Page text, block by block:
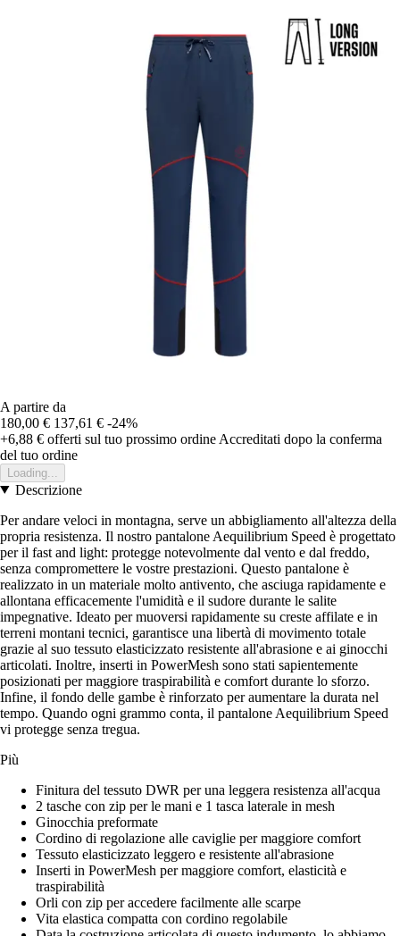
A partire da
180,00 € 137,61 € -24%
+6,88 € offerti sul tuo prossimo ordine Accreditati dopo la conferma
del tuo ordine
Loading...
Descrizione
Per andare veloci in montagna, serve un abbigliamento all'altezza della
propria resistenza. Il nostro pantalone Aequilibrium Speed è progettato
per il fast and light: protegge notevolmente dal vento e dal freddo,
senza compromettere le vostre prestazioni. Questo pantalone è
realizzato in un materiale molto antivento, che asciuga rapidamente e
allontana efficacemente l'umidità e il sudore durante le salite
impegnative. Ideato per muoversi rapidamente su creste affilate e in
terreni montani tecnici, garantisce una libertà di movimento totale
grazie al suo tessuto elasticizzato resistente all'abrasione e ai ginocchi
articolati. Inoltre, inserti in PowerMesh sono stati sapientemente
posizionati per maggiore traspirabilità e comfort durante lo sforzo.
Infine, il fondo delle gambe è rinforzato per aumentare la durata nel
tempo. Quando ogni grammo conta, il pantalone Aequilibrium Speed
vi protegge senza tregua.
Più
Finitura del tessuto DWR per una leggera resistenza all'acqua
2 tasche con zip per le mani e 1 tasca laterale in mesh
Ginocchia preformate
Cordino di regolazione alle caviglie per maggiore comfort
Tessuto elasticizzato leggero e resistente all'abrasione
Inserti in PowerMesh per maggiore comfort, elasticità e
traspirabilità
Orli con zip per accedere facilmente alle scarpe
Vita elastica compatta con cordino regolabile